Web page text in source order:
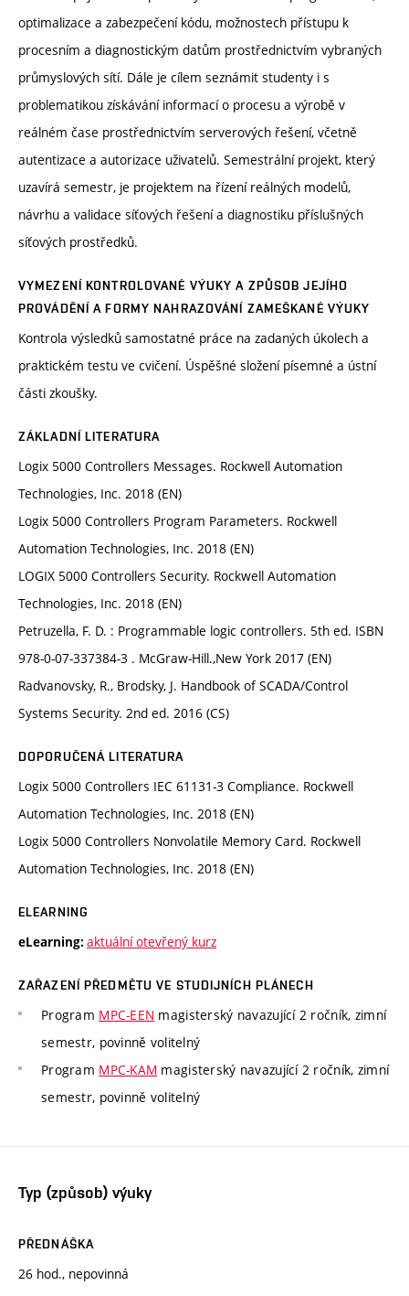
optimalizace a zabezpečení kódu, možnostech přístupu k
procesním a diagnostickým datům prostřednictvím vybraných
průmyslových sítí. Dále je cílem seznámit studenty i s
problematikou získávání informací o procesu a výrobě v
reálném čase prostřednictvím serverových řešení, včetně
autentizace a autorizace uživatelů. Semestrální projekt, který
uzavírá semestr, je projektem na řízení reálných modelů,
návrhu a validace síťových řešení a diagnostiku příslušných
síťových prostředků.
VYMEZENÍ KONTROLOVANÉ VÝUKY A ZPŮSOB JEJÍHO
PROVÁDĚNÍ A FORMY NAHRAZOVÁNÍ ZAMEŠKANÉ VÝUKY
Kontrola výsledků samostatné práce na zadaných úkolech a
praktickém testu ve cvičení. Úspěšné složení písemné a ústní
části zkoušky.
ZÁKLADNÍ LITERATURA
Logix 5000 Controllers Messages. Rockwell Automation
Technologies, Inc. 2018 (EN)
Logix 5000 Controllers Program Parameters. Rockwell
Automation Technologies, Inc. 2018 (EN)
LOGIX 5000 Controllers Security. Rockwell Automation
Technologies, Inc. 2018 (EN)
Petruzella, F. D. : Programmable logic controllers. 5th ed. ISBN
978-0-07-337384-3 . McGraw-Hill.,New York 2017 (EN)
Radvanovsky, R., Brodsky, J. Handbook of SCADA/Control
Systems Security. 2nd ed. 2016 (CS)
DOPORUČENÁ LITERATURA
Logix 5000 Controllers IEC 61131-3 Compliance. Rockwell
Automation Technologies, Inc. 2018 (EN)
Logix 5000 Controllers Nonvolatile Memory Card. Rockwell
Automation Technologies, Inc. 2018 (EN)
ELEARNING
eLearning: aktuální otevřený kurz
ZAŘAZENÍ PŘEDMĚTU VE STUDIJNÍCH PLÁNECH
Program MPC-EEN magisterský navazující 2 ročník, zimní
semestr, povinně volitelný
Program MPC-KAM magisterský navazující 2 ročník, zimní
semestr, povinně volitelný
Typ (způsob) výuky
PŘEDNÁŠKA
26 hod., nepovinná